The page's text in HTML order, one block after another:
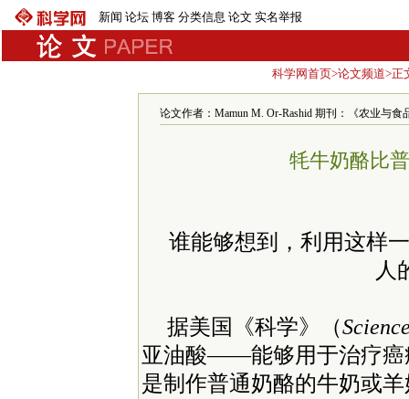
新闻 论坛 博客 分类信息 论文 实名举报
科学网首页>论文频道>正
论文作者：Mamun M. Or-Rashid 期刊：《农业与食
牦牛奶酪比
谁能够想到，利用这样
人
据美国《科学》（
亚油酸——能够用于治疗
是制作普通奶酪的牛奶或